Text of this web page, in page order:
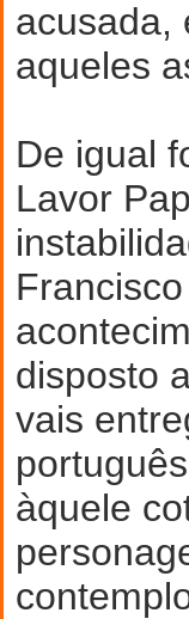
acusada,
aqueles
De igual
Lavor
disposto
vais
àquele